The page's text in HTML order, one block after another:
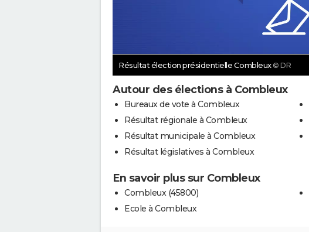
Résultat élection présidentielle Combleux © DR
Autour des élections à Combleux
Bureaux de vote à Combleux
Résultat régionale à Combleux
Résultat municipale à Combleux
Résultat législatives à Combleux
En savoir plus sur Combleux
Combleux (45800)
Ecole à Combleux